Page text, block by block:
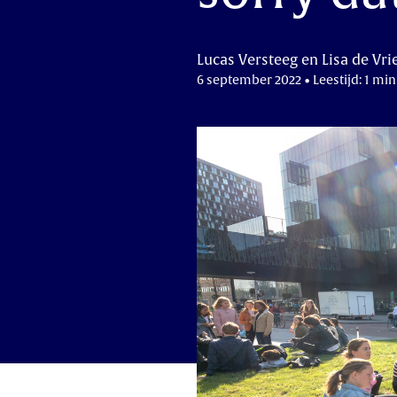
Lucas Versteeg en Lisa de
6 september 2022 • Leestijd: 1 min